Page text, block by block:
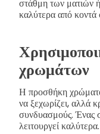
στάθμη των ματιών ή
καλύτερα από
χρωμάτων
Η προσθήκη
να ξεχωρίζει, αλλά
συνδυασμούς. Ένας
λειτουργεί καλύτερα.